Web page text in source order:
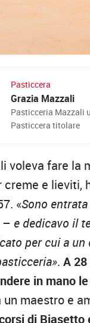
Pasticcera
Grazia Mazzali
Pasticceria Mazzali
Pasticcera titolare
voleva fare la
creme e lieviti,
«Sono
– e dedicavo il
per cui a un
.A
in mano
maestro e
di Biasetto